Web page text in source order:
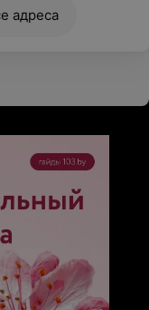
адреса